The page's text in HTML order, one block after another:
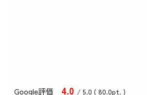
Google評価 4.0 / 5.0 ( 80.0pt. )